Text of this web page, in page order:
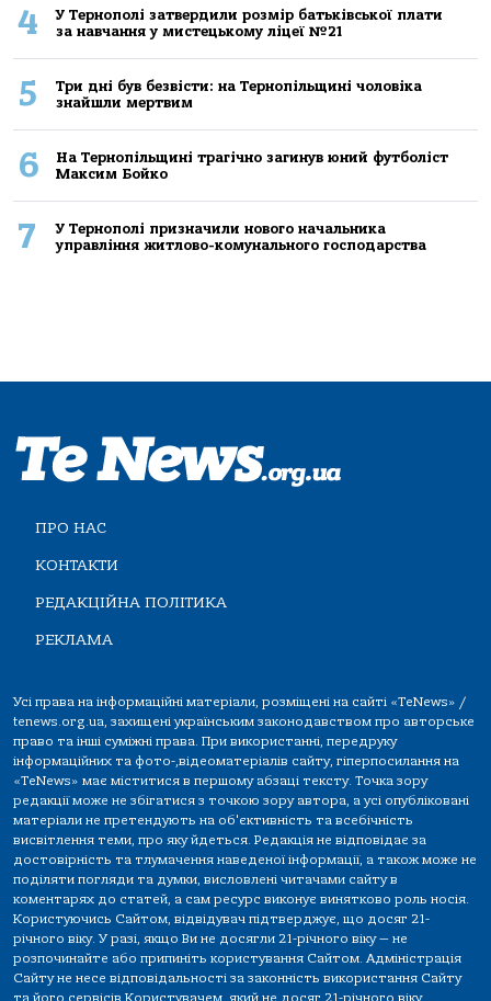
4
У Тернополі затвердили розмір батьківської плати
за навчання у мистецькому ліцеї №21
5
Три дні був безвісти: на Тернопільщині чоловіка
знайшли мертвим
6
На Тернопільщині трагічно загинув юний футболіст
Максим Бойко
7
У Тернополі призначили нового начальника
управління житлово-комунального господарства
ПРО НАС
КОНТАКТИ
РЕДАКЦІЙНА ПОЛІТИКА
РЕКЛАМА
Усі права на інформаційні матеріали, розміщені на сайті «TeNews» /
tenews.org.ua, захищені українським законодавством про авторське
право та інші суміжні права. При використанні, передруку
інформаційних та фото-,відеоматеріалів сайту, гіперпосилання на
«TeNews» має міститися в першому абзаці тексту. Точка зору
редакції може не збігатися з точкою зору автора, а усі опубліковані
матеріали не претендують на об'єктивність та всебічність
висвітлення теми, про яку йдеться. Редакція не відповідає за
достовірність та тлумачення наведеної інформації, а також може не
поділяти погляди та думки, висловлені читачами сайту в
коментарях до статей, а сам ресурс виконує винятково роль носія.
Користуючись Сайтом, відвідувач підтверджує, що досяг 21-
річного віку. У разі, якщо Ви не досягли 21-річного віку — не
розпочинайте або припиніть користування Сайтом. Адміністрація
Сайту не несе відповідальності за законність використання Сайту